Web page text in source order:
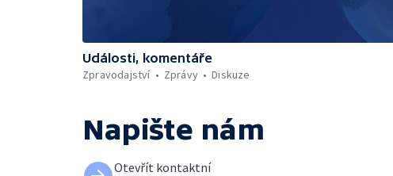
Události, komentáře
Zpravodajství
Zprávy Diskuze
Napište nám
Otevřít kontaktní